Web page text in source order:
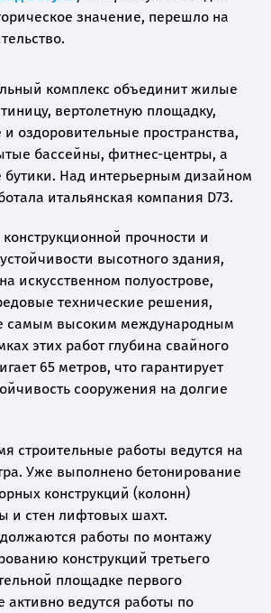
значение, перешло на
комплекс объединит жилые
вертолетную площадку,
оздоровительные пространства,
бассейны, фитнес-центры, а
Над интерьерным дизайном
итальянская компания D73.
прочности и
высотного здания,
искусственном полуострове,
технические решения,
самым высоким международным
этих работ глубина свайного
65 метров, что гарантирует
сооружения на долгие
строительные работы ведутся на
Уже выполнено бетонирование
конструкций (колонн)
и стен лифтовых шахт.
работы по монтажу
конструкций третьего
площадке первого
активно ведутся работы по